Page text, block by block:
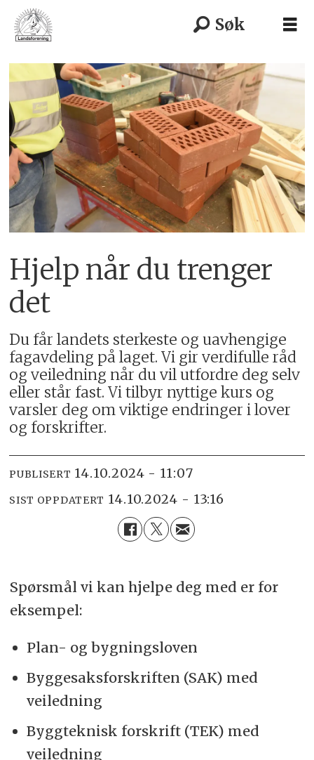
Hjelp når du trenger
det
Du får landets sterkeste og uavhengige
fagavdeling på laget. Vi gir verdifulle råd
og veiledning når du vil utfordre deg selv
eller står fast. Vi tilbyr nyttige kurs og
varsler deg om viktige endringer i lover
og forskrifter.
PUBLISERT 14.10.2024 - 11:07
SIST OPPDATERT 14.10.2024 - 13:16
Spørsmål vi kan hjelpe deg med er for
eksempel:
Plan- og bygningsloven
Byggesaksforskriften (SAK) med
veiledning
Byggteknisk forskrift (TEK) med
veiledning